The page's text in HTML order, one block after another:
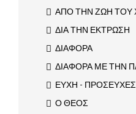
ΑΠΟ ΤΗΝ ΖΩΗ ΤΟΥ
ΔΙΑ ΤΗΝ ΕΚΤΡΩΣΗ
ΔΙΑΦΟΡΑ
ΔΙΑΦΟΡΑ ΜΕ ΤΗΝ
ΕΥΧΗ - ΠΡΟΣΕΥΧΕΣ
Ο ΘΕΟΣ